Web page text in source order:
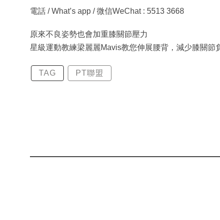
電話 / What’s app / 微信WeChat : 5513 3668
原來不良姿勢也會加重膝關節壓力
星級運動教練梁麗麗Mavis教您伸展腰背，減少膝關節
TAG PT聯盟